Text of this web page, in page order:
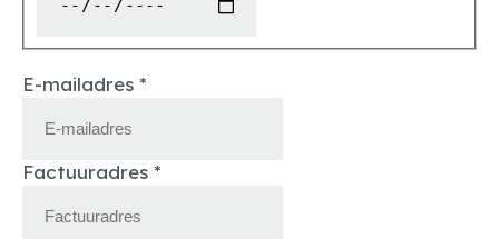
E-mailadres *
Factuuradres *